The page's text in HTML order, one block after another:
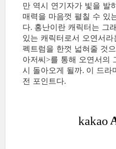
만 역시 연기자가 빛을 발
매력을 마음껏 펼칠 수 있
다. 홍난이란 캐릭터는 그
있는 캐릭터로서 오연서
펙트럼을 한껏 넓혀줄 것
아저씨>를 통해 오연서의
시 돌아오게 될까. 이 드라
전 포인트다.